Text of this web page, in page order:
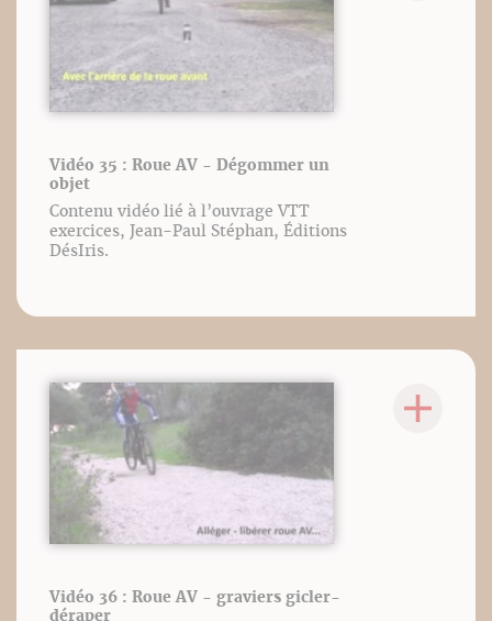
Vidéo 35 : Roue AV - Dégommer un
objet
Contenu vidéo lié à l’ouvrage VTT
exercices, Jean-Paul Stéphan, Éditions
DésIris.
Vidéo 36 : Roue AV - graviers gicler-
déraper